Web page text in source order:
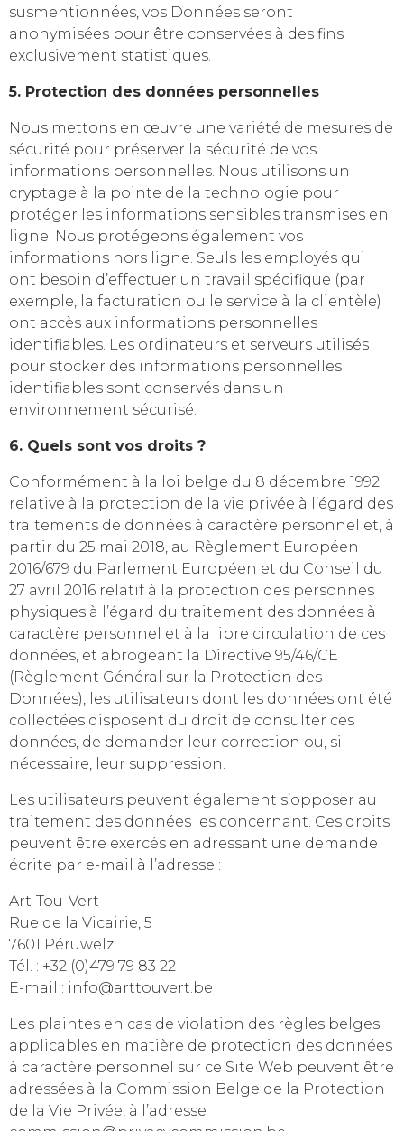
susmentionnées, vos Données seront
anonymisées pour être conservées à des fins
exclusivement statistiques.
5. Protection des données personnelles
Nous mettons en œuvre une variété de mesures de
sécurité pour préserver la sécurité de vos
informations personnelles. Nous utilisons un
cryptage à la pointe de la technologie pour
protéger les informations sensibles transmises en
ligne. Nous protégeons également vos
informations hors ligne. Seuls les employés qui
ont besoin d’effectuer un travail spécifique (par
exemple, la facturation ou le service à la clientèle)
ont accès aux informations personnelles
identifiables. Les ordinateurs et serveurs utilisés
pour stocker des informations personnelles
identifiables sont conservés dans un
environnement sécurisé.
6. Quels sont vos droits ?
Conformément à la loi belge du 8 décembre 1992
relative à la protection de la vie privée à l’égard des
traitements de données à caractère personnel et, à
partir du 25 mai 2018, au Règlement Européen
2016/679 du Parlement Européen et du Conseil du
27 avril 2016 relatif à la protection des personnes
physiques à l’égard du traitement des données à
caractère personnel et à la libre circulation de ces
données, et abrogeant la Directive 95/46/CE
(Règlement Général sur la Protection des
Données), les utilisateurs dont les données ont été
collectées disposent du droit de consulter ces
données, de demander leur correction ou, si
nécessaire, leur suppression.
Les utilisateurs peuvent également s’opposer au
traitement des données les concernant. Ces droits
peuvent être exercés en adressant une demande
écrite par e-mail à l’adresse :
Art-Tou-Vert
Rue de la Vicairie, 5
7601 Péruwelz
Tél. : +32 (0)479 79 83 22
E-mail : info@arttouvert.be
Les plaintes en cas de violation des règles belges
applicables en matière de protection des données
à caractère personnel sur ce Site Web peuvent être
adressées à la Commission Belge de la Protection
de la Vie Privée, à l’adresse